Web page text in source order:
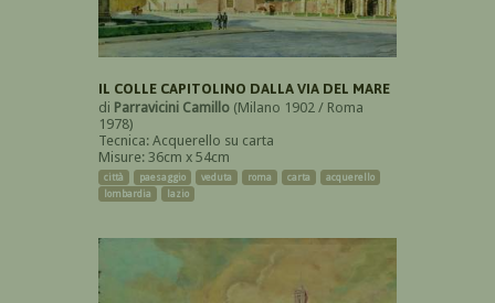
IL COLLE CAPITOLINO DALLA VIA DEL MARE
di Parravicini Camillo (Milano 1902 / Roma
1978)
Tecnica: Acquerello su carta
Misure: 36cm x 54cm
città paesaggio veduta roma carta
acquerello
lombardia
lazio